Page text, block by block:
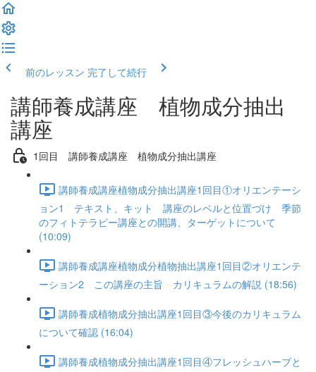
前のレッスン 完了して続行
講師養成講座 植物成分抽出
講座
1回目 講師養成講座 植物成分抽出講座
講師養成講座植物成分抽出講座1回目①オリエンテーシ
ョン1 テキスト、キット 講座のレベルと位置づけ 季節
のフィトテラピー講座との開講、ターゲットについて
(10:09)
講師養成講座植物成分植物抽出講座1回目②オリエンテ
ーション2 この講座の主旨 カリキュラムの解説 (18:56)
講師養成植物成分抽出講座1回目③今後のカリキュラム
について確認 (16:04)
講師養成植物成分抽出講座1回目④フレッシュハーブと